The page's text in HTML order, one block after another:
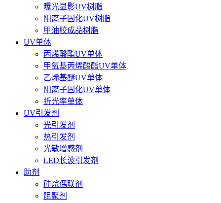
曝光显影UV树脂
阳离子固化UV树脂
甲油胶成品树脂
UV单体
丙烯酸酯UV单体
甲氧基丙烯酸酯UV单体
乙烯基醚UV单体
阳离子固化UV单体
折光率单体
UV引发剂
光引发剂
热引发剂
光敏增感剂
LED长波引发剂
助剂
硅烷偶联剂
阻聚剂